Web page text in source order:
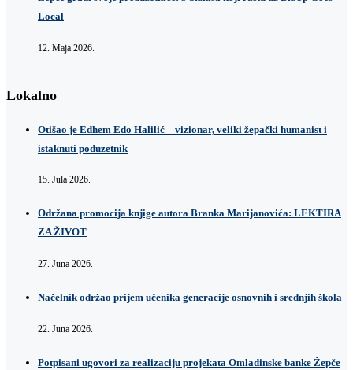
Local
12. Maja 2026.
Lokalno
Otišao je Edhem Edo Halilić – vizionar, veliki žepački humanist i
istaknuti poduzetnik
15. Jula 2026.
Održana promocija knjige autora Branka Marijanovića: LEKTIRA
ZA ŽIVOT
27. Juna 2026.
Načelnik održao prijem učenika generacije osnovnih i srednjih škola
22. Juna 2026.
Potpisani ugovori za realizaciju projekata Omladinske banke Žepče